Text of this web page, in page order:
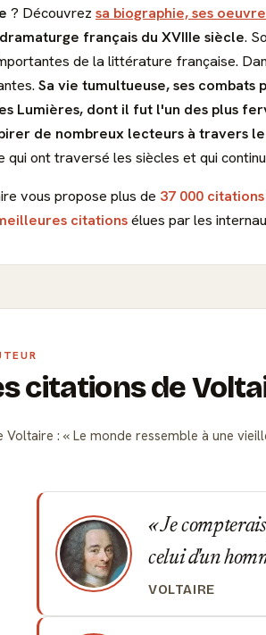
? Découvrez sa biographie, ses
français du XVIIIe siècle.
de la littérature française.
Sa vie tumultueuse, ses
Lumières, dont il fut l'un des plus
de nombreux lecteurs à travers
qui ont traversé les siècles et qui
vous propose plus de 37 000
citationsélues par les
citations de
Voltaire : Le monde ressemble à une
Je
celui d'un
VOLTAIRE